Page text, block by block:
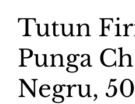
Tutun
Punga
Negru,